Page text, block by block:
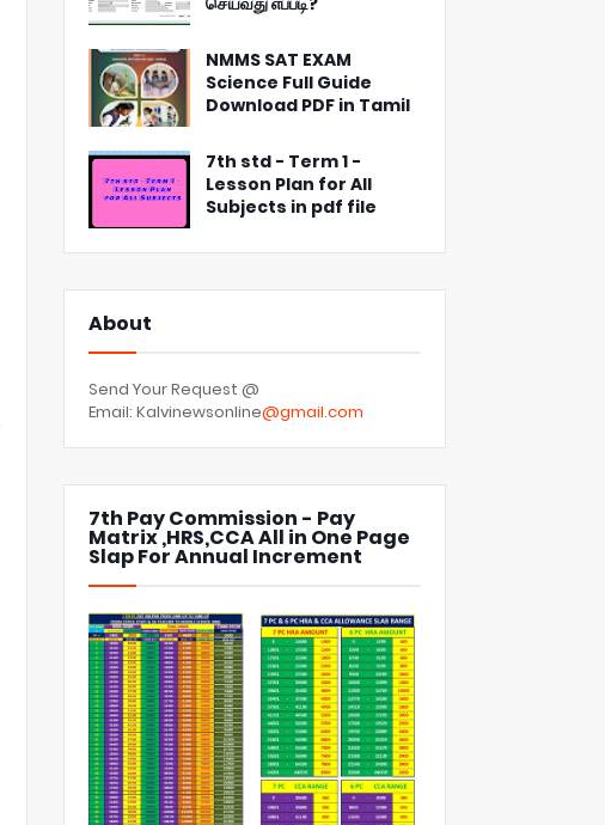
NMMS SAT EXAM
Science Full Guide
Download PDF in Tamil
7th std - Term 1 -
Lesson Plan for All
Subjects in pdf file
About
Send Your Request @
Email: Kalvinewsonline@gmail.com
7th Pay Commission - Pay
Matrix ,HRS,CCA All in One Page
Slap For Annual Increment